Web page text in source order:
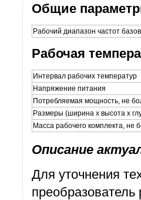
Общие
Рабочий диапазон частот
Рабочая
Интервал рабочих температур
Напряжение питания
Потребляемая мощность, не
Размеры (ширина х высота х
Масса рабочего комплекта, не
Описание
Для уточнения